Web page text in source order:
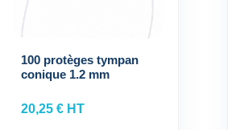
100 protèges tympan
conique 1.2 mm
20,25 € HT